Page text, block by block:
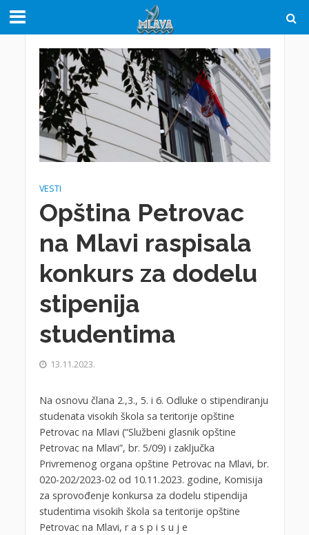
VESTI
Opština Petrovac
na Mlavi raspisala
konkurs za dodelu
stipenija
studentima
13.11.2023.
Na osnovu člana 2.,3., 5. i 6. Odluke o stipendiranju
studenata visokih škola sa teritorije opštine
Petrovac na Mlavi (“Službeni glasnik opštine
Petrovac na Mlavi”, br. 5/09) i zaključka
Privremenog organa opštine Petrovac na Mlavi, br.
020-202/2023-02 od 10.11.2023. godine, Komisija
za sprovođenje konkursa za dodelu stipendija
studentima visokih škola sa teritorije opštine
Petrovac na Mlavi, r a s p i s u j e